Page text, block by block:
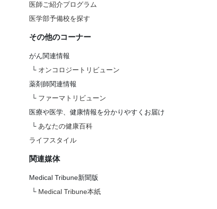
医師ご紹介プログラム
医学部予備校を探す
その他のコーナー
がん関連情報
└ オンコロジートリビューン
薬剤師関連情報
└ ファーマトリビューン
医療や医学、健康情報を分かりやすくお届け
└ あなたの健康百科
ライフスタイル
関連媒体
Medical Tribune新聞版
└ Medical Tribune本紙